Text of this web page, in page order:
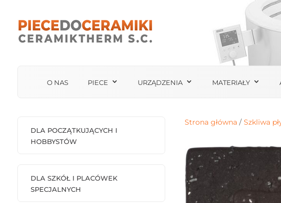
O NAS PIECE URZĄDZENIA MATERIAŁY
DLA POCZĄTKUJĄCYCH I
HOBBYSTÓW
DLA SZKÓŁ I PLACÓWEK
SPECJALNYCH
Strona główna /Szkliwa